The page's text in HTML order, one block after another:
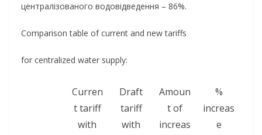
централізованого водовідведення – 86%.
Comparison table of current and new tariffs
for centralized water supply:
Curren
t tariff
with
Draft
tariff
with
Amoun
t of
increas
%
increas
e